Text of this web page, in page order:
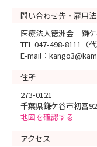
問い合わせ先・雇用
医療法人徳洲会 鎌
TEL 047-498-8111（代
E-mail：
住所
273-0121
千葉県鎌ケ谷市初富
地図を確認する
アクセス